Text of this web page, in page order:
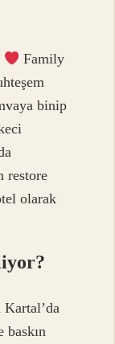
Family
binip
restore
olarak
baskın